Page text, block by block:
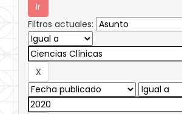
Filtros actuales: